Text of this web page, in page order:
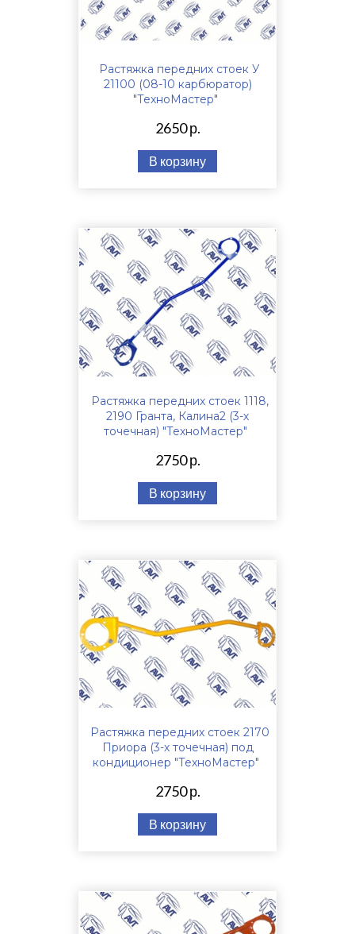
Растяжка передних стоек У
21100 (08-10 карбюратор)
"ТехноМастер"
2650 р.
В корзину
Растяжка передних стоек 1118,
2190 Гранта, Калина2 (3-х
точечная) "ТехноМастер"
2750 р.
В корзину
Растяжка передних стоек 2170
Приора (3-х точечная) под
кондиционер "ТехноМастер"
2750 р.
В корзину